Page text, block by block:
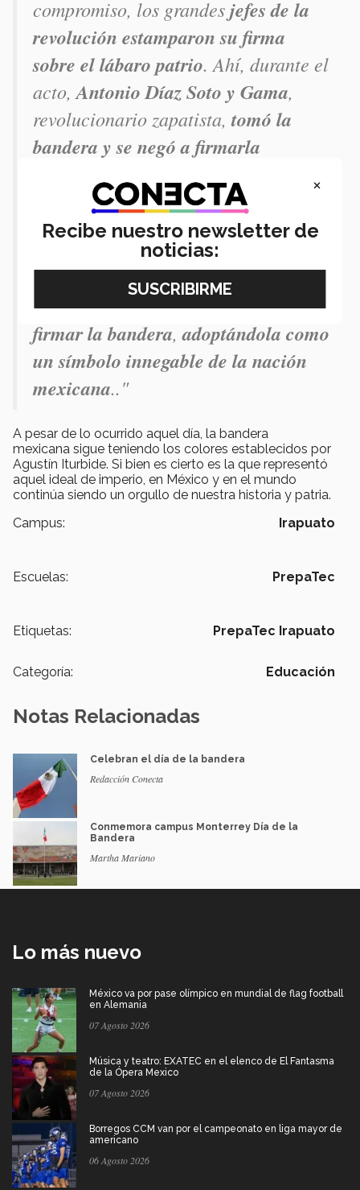
compromiso, los grandesjefes de la
revolución estamparon su firma
sobre el lábaro patrio. Ahí, durante el
acto,Antonio Díaz Soto y Gama,
revolucionario zapatista,tomó la
bandera y se negó a firmarla
mantener un símbolo cuyo origen
iturbidista no era digno. Ante la
actitud amenazantedel auditorio
mancillar la enseña patria,Díaz
moderó su discurso yterminó por
firmar la bandera,adoptándola como
un símbolo innegable de la nación
mexicana.."
A pesar de lo ocurrido aquel día, la bandera
mexicana sigue teniendo los colores establecidos por
Agustín Iturbide. Si bien es cierto es la que representó
aquel ideal de imperio, en México y en el mundo
continúa siendo un orgullo de nuestra historia y patria.
Campus:
Irapuato
Escuelas: PrepaTec
Etiquetas: PrepaTec Irapuato
Categoría: Educación
Notas Relacionadas
Celebran el día de la bandera
Redacción Conecta
Conmemora campus Monterrey Día de la
Bandera
Martha Mariano
Lo más nuevo
México va por pase olímpico en mundial de flag football
en Alemania
07 Agosto 2026
Música y teatro: EXATEC en el elenco de El Fantasma
de la Ópera Mexico
07 Agosto 2026
Borregos CCM van por el campeonato en liga mayor de
americano
06 Agosto 2026
×
Recibe nuestro newsletter de
noticias: